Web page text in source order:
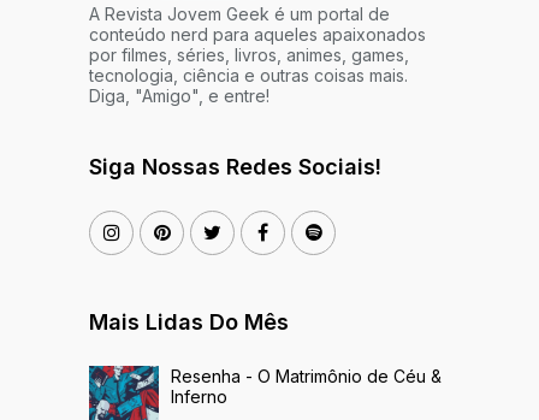
A Revista Jovem Geek é um portal de
conteúdo nerd para aqueles apaixonados
por filmes, séries, livros, animes, games,
tecnologia, ciência e outras coisas mais.
Diga, "Amigo", e entre!
Siga Nossas Redes Sociais!
Mais Lidas Do Mês
Resenha - O Matrimônio de Céu &
Inferno